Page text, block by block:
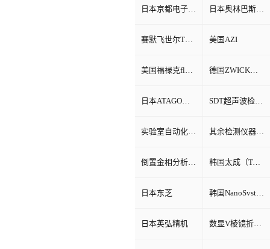
日本京都电子KEM 日本奥林巴斯Olympus
赛默飞世尔Thermo Fisher 美国AZI
美国福禄克fluke 德国ZWICK兹韦克
日本ATAGO（爱宕）折光仪 SDT超声波检测仪
实验室自动化系统 其余检测仪器设备
倒置金相分析显微镜 韩国太成（TAE SUNG）
日本东芝 韩国NanoSvstem
日本英弘精机 数显V棱镜折射率测试仪